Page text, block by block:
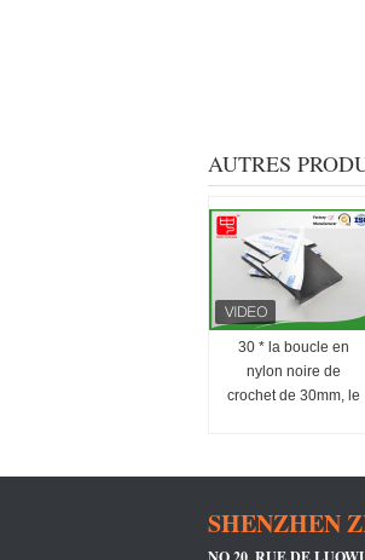
AUTRES
30 * la boucle en
nylon noire de
crochet de 30mm, le
SHENZHEN